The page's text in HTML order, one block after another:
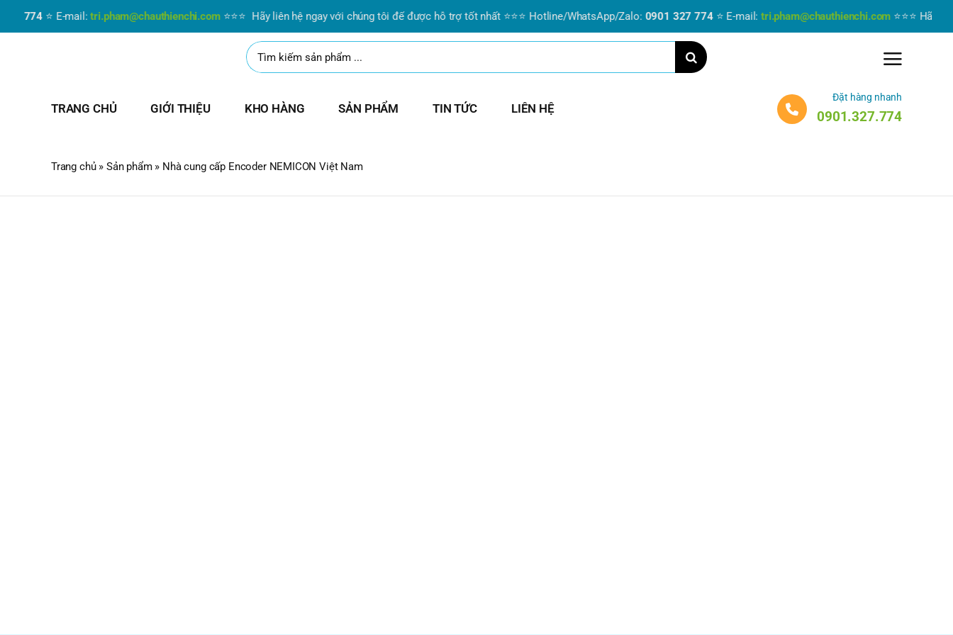
to
⭐ E-mail:tri.pham@chauthienchi.com⭐⭐⭐ Hãy liên hệ ngay với chúng tôi để được hỗ trợ tốt nhất ⭐⭐⭐ Hotline/WhatsApp/Zalo:0901 327 774⭐ E-mail:tri.pham@chauthienchi.com⭐⭐⭐ Hãy liên
Search
for:
TRANG CHỦ GIỚI THIỆU KHO HÀNG SẢN PHẨM TIN TỨC LIÊN HỆ
Đặt hàng nhanh
0901.327.774
Trang chủ» Sản phẩm» Nhà cung cấp Encoder NEMICON Việt Nam